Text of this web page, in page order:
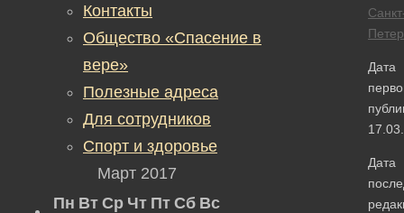
Дата
Дата
Контакты
Общество «Спасение в
вере»
Полезные адреса
Для сотрудников
Спорт и здоровье
Март 2017
Пн Вт Ср Чт Пт Сб Вс